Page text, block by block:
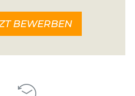
BEWERBEN